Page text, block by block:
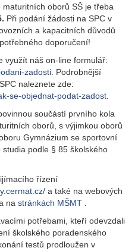
oborů SŠ je třeba
Při podání žádosti na SPC v
a kapacitních důvodů
doporučení!
využít náš on-line formulář:
zadosti . Podrobnější
naleznete zde:
se-objednat-podat-zadost
součástí prvního kola
oborů, s výjimkou oborů
Gymnázium se sportovní
podle § 85 školského
řízení
a také na webových
na stránkách MŠMT
potřebami, kteří odevzdali
školského poradenského
testů prodloužen v